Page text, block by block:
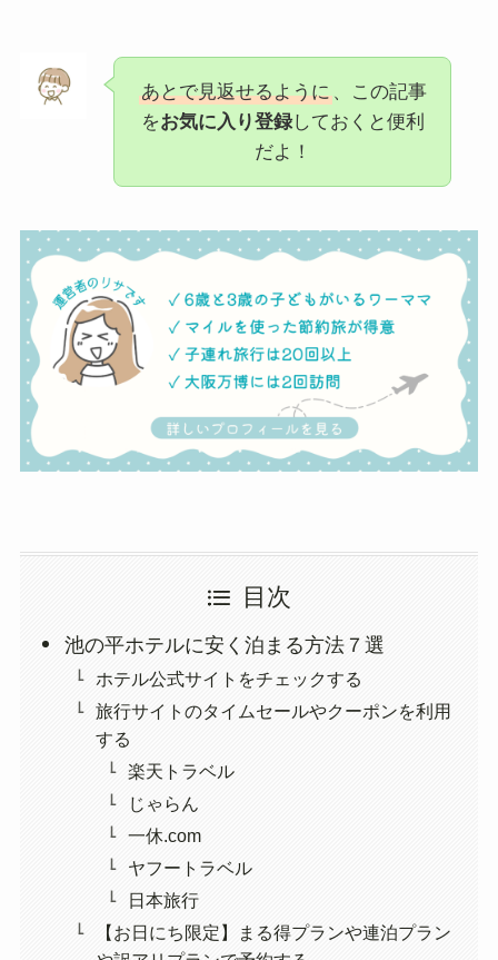
あとで見返せるように、この記事
をお気に入り登録しておくと便利
だよ！
目次
池の平ホテルに安く泊まる方法７選
ホテル公式サイトをチェックする
旅行サイトのタイムセールやクーポンを利用
する
楽天トラベル
じゃらん
一休.com
ヤフートラベル
日本旅行
【お日にち限定】まる得プランや連泊プラン